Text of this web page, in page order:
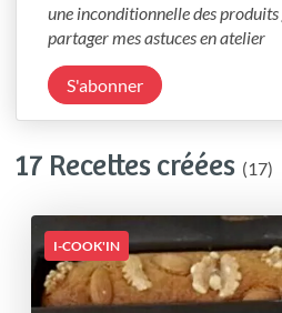
une inconditionnelle des
partager mes astuces en atelier
S'abonner
17 Recettes créées (17)
I-COOK'IN